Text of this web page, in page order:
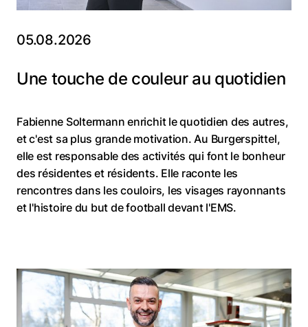
05.08.2026
Une touche de couleur au quotidien
Fabienne Soltermann enrichit le quotidien des autres,
et c'est sa plus grande motivation. Au Burgerspittel,
elle est responsable des activités qui font le bonheur
des résidentes et résidents. Elle raconte les
rencontres dans les couloirs, les visages rayonnants
et l'histoire du but de football devant l'EMS.